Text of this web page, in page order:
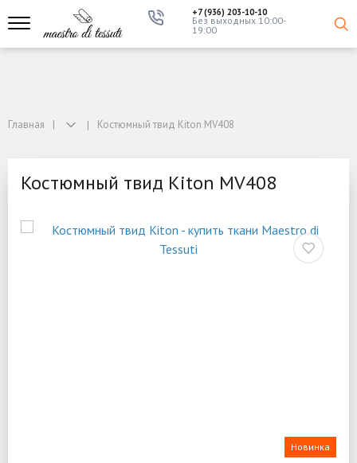
+7 (936) 203-10-10
Без выходных 10:00-
19:00
Главная Костюмный твид Kiton MV408
Костюмный твид Kiton MV408
Новинка